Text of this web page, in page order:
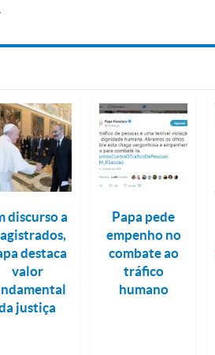
discurso a
destaca
valor
justiça
Papa pede
empenho no
combate ao
tráfico
humano